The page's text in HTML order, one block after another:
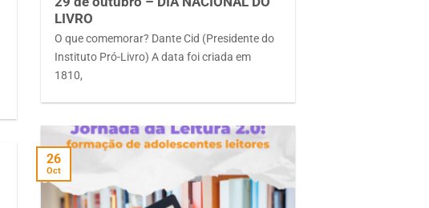
LIVRO
O que comemorar? Dante Cid (Presidente do
Instituto Pró-Livro) A data foi criada em
1810,
26
Oct